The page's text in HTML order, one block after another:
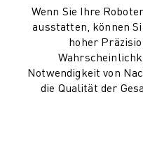
PALETTIEREN
PUNKTSCHWEISSEN
VISION INSPEKTION
DRAHTERODIERMASCHINE
FALLBEISPIELE
Wenn Sie Ihre
ausstatten, können
hoher
Notwendigkeit von
die Qualität der